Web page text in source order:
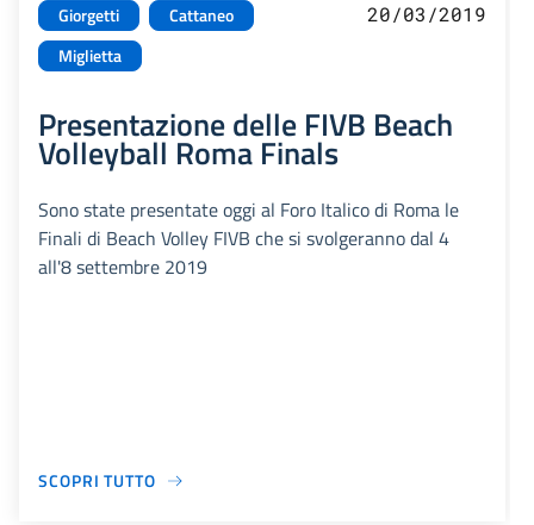
Giorgetti
Cattaneo
Miglietta
20/03/2019
Presentazione delle FIVB Beach
Volleyball Roma Finals
Sono state presentate oggi al Foro Italico di Roma le
Finali di Beach Volley FIVB che si svolgeranno dal 4
all'8 settembre 2019
SCOPRI TUTTO